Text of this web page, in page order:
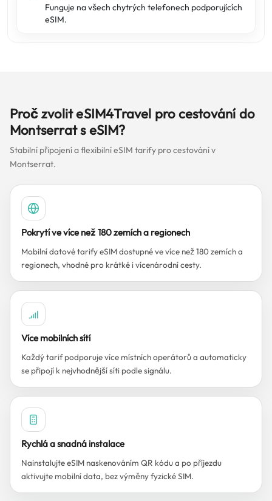
Funguje na všech chytrých telefonech podporujících
eSIM.
Proč zvolit eSIM4Travel pro cestování do
Montserrat s eSIM?
Stabilní připojení a flexibilní eSIM tarify pro cestování v
Montserrat.
Pokrytí ve více než 180 zemích a regionech
Mobilní datové tarify eSIM dostupné ve více než 180 zemích a
regionech, vhodné pro krátké i vícenárodní cesty.
Více mobilních sítí
Každý tarif podporuje více místních operátorů a automaticky
se připojí k nejvhodnější síti podle signálu.
Rychlá a snadná instalace
Nainstalujte eSIM naskenováním QR kódu a po příjezdu
aktivujte mobilní data, bez výměny fyzické SIM.